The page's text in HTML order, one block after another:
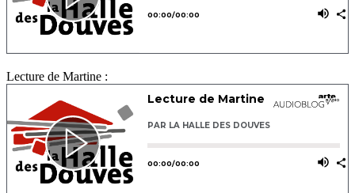
Lecture de Martine :